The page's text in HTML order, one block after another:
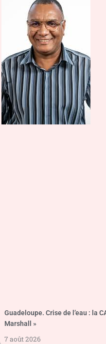
Guadeloupe. Crise de l’eau : la
Marshall »
7 août 2026